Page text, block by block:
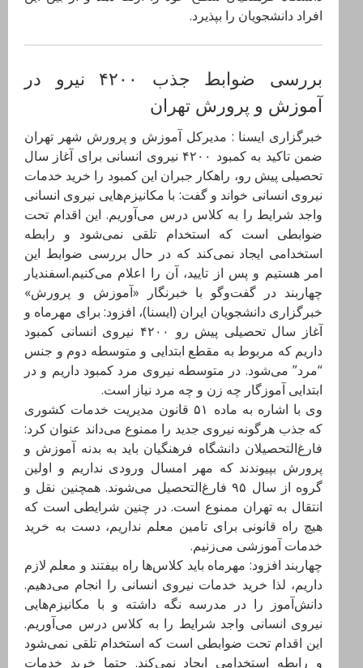
افراد دانشجویان را بپذیرد.
بررسی ضوابط جذب ۴۲۰۰ نیرو در
آموزش و پرورش تهران
خبرگزاری ایسنا : مدیرکل آموزش و پرورش شهر تهران
ضمن تاکید به کمبود ۴۲۰۰ نیروی انسانی برای آغاز سال
تحصیلی پیش رو، راهکار جبران این کمبود را خرید خدمات
نیروی انسانی خواند و گفت: با مکانیزم‌هایی نیروی انسانی
واجد شرایط را به کلاس درس می‌آوریم. این اقدام تحت
ضوابطی است که استخدام تلقی نمی‌شود و رابطه
استخدامی ایجاد نمی‌کند که در حال بررسی ضوابط این
امر هستیم و پس از تایید، آن را اعلام می‌کنیم.اسفندیار
چهاربند در گفت‌وگو با خبرنگار «آموزش و پرورش»
خبرگزاری دانشجویان ایران (ایسنا)، افزود: برای مهرماه و
آغاز سال تحصیلی پیش رو ۴۲۰۰ نیروی انسانی کمبود
داریم که مربوط به مقطع ابتدایی و متوسطه دوم و جنس
“مرد” می‌شود. در متوسطه نیروی مرد کمبود داریم و در
ابتدایی آموزگار چه زن و چه مرد نیاز است.
وی با اشاره به ماده ۵۱ قانون مدیریت خدمات کشوری
که جذب هرگونه نیروی جدید را ممنوع می‌داند عنوان کرد:
فارغ‌التحصیلان دانشگاه فرهنگیان باید به بدنه آموزش و
پرورش بپیوندند که مهر امسال ورودی نداریم و اولین
گروه از سال ۹۵ فارغ‌التحصیل می‌شوند. همچنین نقل و
انتقال به تهران ممنوع است. در چنین شرایطی است که
هیچ راه قانونی برای تامین معلم نداریم، دست به خرید
خدمات آموزشی می‌زنیم.
چهاربند افزود: مهرماه باید کلاس‌ها راه بیفتند و معلم لازم
داریم، لذا خرید خدمات نیروی انسانی را انجام می‌دهیم.
دانش‌آموز را در مدرسه نگه داشته و با مکانیزم‌هایی
نیروی انسانی واجد شرایط را به کلاس درس می‌آوریم.
این اقدام تحت ضوابطی است که استخدام تلقی نمی‌شود
و رابطه استخدامی ایجاد نمی‌کند. حتما خرید خدمات